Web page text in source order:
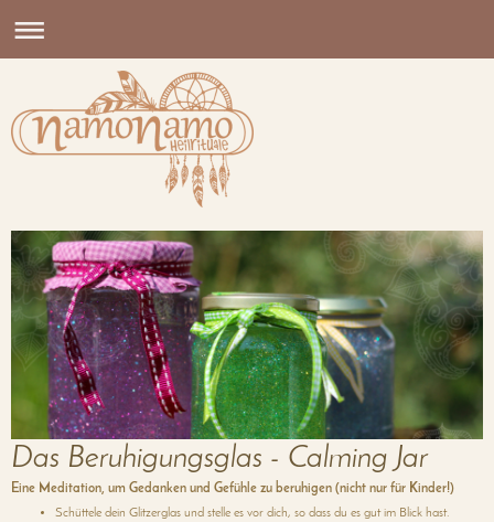
Das Beruhigungsglas - Calming Jar
Eine Meditation, um Gedanken und Gefühle zu beruhigen (nicht nur für Kinder!)
Schüttele dein Glitzerglas und stelle es vor dich, so dass du es gut im Blick hast.